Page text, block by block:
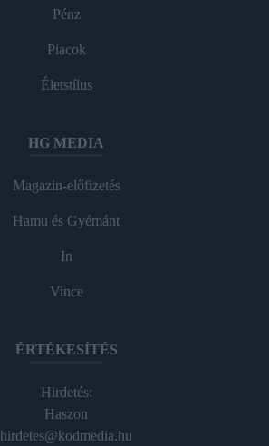
Pénz
Piacok
Életstílus
HG MEDIA
Magazin-előfizetés
Hamu és Gyémánt
In
Vince
ÉRTÉKESÍTÉS
Hirdetés:
Haszon
hirdetes@kodmedia.hu